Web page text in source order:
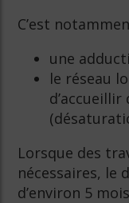
C’est
une
le réseau
Lorsque des
nécessaires, le
d’environ 5